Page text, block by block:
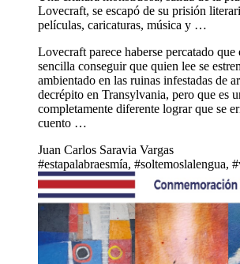
Lovecraft, se escapó de su prisión
películas, caricaturas, música y …
Lovecraft parece haberse percatado que
sencilla conseguir que quien lee se
ambientado en las ruinas infestadas de
decrépito en Transylvania, pero que es
completamente diferente lograr que se
cuento …
Juan Carlos Saravia Vargas
#estapalabraesmía, #soltemoslalengua,